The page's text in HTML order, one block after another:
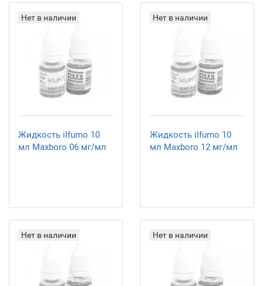
Нет в наличии
Жидкость ilfumo 10
мл Maxboro 06 мг/мл
Нет в наличии
Жидкость ilfumo 10
мл Maxboro 12 мг/мл
Нет в наличии Нет в наличии